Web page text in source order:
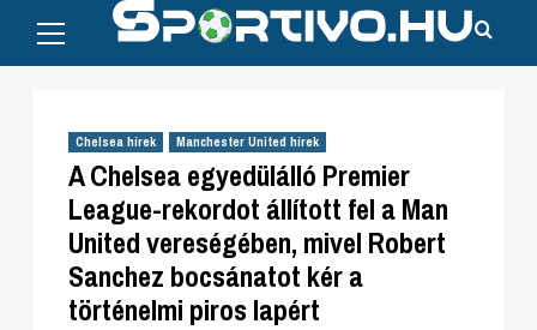
content
Menu
Chelsea hírek Manchester United hírek
A Chelsea egyedülálló Premier
League-rekordot állított fel a Man
United vereségében, mivel Robert
Sanchez bocsánatot kér a
történelmi piros lapért